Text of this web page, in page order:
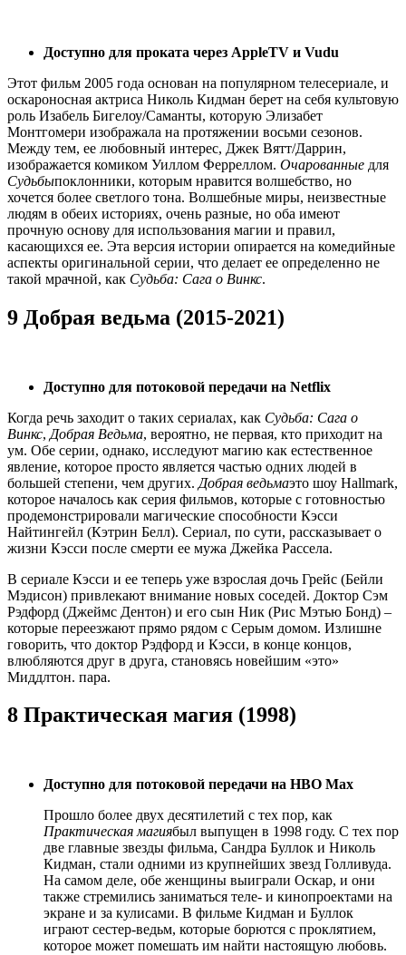
Доступно для проката через AppleTV и Vudu
Этот фильм 2005 года основан на популярном телесериале, и
оскароносная актриса Николь Кидман берет на себя культовую
роль Изабель Бигелоу/Саманты, которую Элизабет
Монтгомери изображала на протяжении восьми сезонов.
Между тем, ее любовный интерес, Джек Вятт/Даррин,
изображается комиком Уиллом Ферреллом. Очарованные для
Судьбыпоклонники, которым нравится волшебство, но
хочется более светлого тона. Волшебные миры, неизвестные
людям в обеих историях, очень разные, но оба имеют
прочную основу для использования магии и правил,
касающихся ее. Эта версия истории опирается на комедийные
аспекты оригинальной серии, что делает ее определенно не
такой мрачной, как Судьба: Сага о Винкс.
9 Добрая ведьма (2015-2021)
Доступно для потоковой передачи на Netflix
Когда речь заходит о таких сериалах, как Судьба: Сага о
Винкс, Добрая Ведьма, вероятно, не первая, кто приходит на
ум. Обе серии, однако, исследуют магию как естественное
явление, которое просто является частью одних людей в
большей степени, чем других. Добрая ведьмаэто шоу Hallmark,
которое началось как серия фильмов, которые с готовностью
продемонстрировали магические способности Кэсси
Найтингейл (Кэтрин Белл). Сериал, по сути, рассказывает о
жизни Кэсси после смерти ее мужа Джейка Рассела.
В сериале Кэсси и ее теперь уже взрослая дочь Грейс (Бейли
Мэдисон) привлекают внимание новых соседей. Доктор Сэм
Рэдфорд (Джеймс Дентон) и его сын Ник (Рис Мэтью Бонд) –
которые переезжают прямо рядом с Серым домом. Излишне
говорить, что доктор Рэдфорд и Кэсси, в конце концов,
влюбляются друг в друга, становясь новейшим «это»
Миддлтон. пара.
8 Практическая магия (1998)
Доступно для потоковой передачи на HBO Max
Прошло более двух десятилетий с тех пор, как
Практическая магиябыл выпущен в 1998 году. С тех пор
две главные звезды фильма, Сандра Буллок и Николь
Кидман, стали одними из крупнейших звезд Голливуда.
На самом деле, обе женщины выиграли Оскар, и они
также стремились заниматься теле- и кинопроектами на
экране и за кулисами. В фильме Кидман и Буллок
играют сестер-ведьм, которые борются с проклятием,
которое может помешать им найти настоящую любовь.